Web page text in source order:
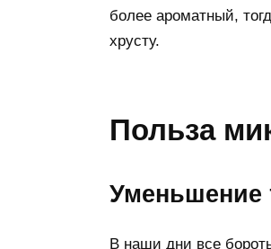
более ароматный,
хрусту.
Польза
Уменьшение
В наши дни все